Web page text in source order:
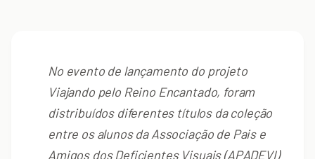
No evento de lançamento do projeto
Viajando pelo Reino Encantado, foram
distribuídos diferentes títulos da coleção
entre os alunos da Associação de Pais e
Amigos dos Deficientes Visuais (APADEVI)